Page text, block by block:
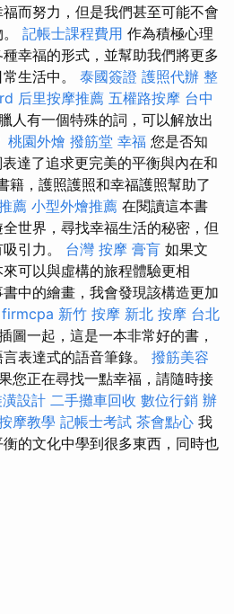
而努力，但是我們甚至可能不會
記帳士課程費用 作為積極心理
幸福的形式，並幫助我們將更多
生活中。 泰國簽證 護照代辦 整
后里按摩推薦 五權路按摩 台中
人有一個特殊的詞，可以解放出
桃園外燴 撥筋堂 幸福 您是否知
達了追求更完美的平衡與內在和
籍，護照護照和幸福護照幫助了
薦 小型外燴推薦 在閱讀這本書
世界，尋找幸福生活的秘密，但
引力。 台灣 按摩 膏肓 如果文
可以與虛構的旅程體驗更相
中的繪畫，我會發現該構造更加
新竹 按摩 新北 按摩 台北
圖一起，這是一本非常好的書，
表達式的語音筆錄。 撥筋美容
您正在尋找一點幸福，請隨時接
潢設計 二手攤車回收 數位行銷 辦
摩教學 記帳士考試 茶會點心 我
的文化中學到很多東西，同時也